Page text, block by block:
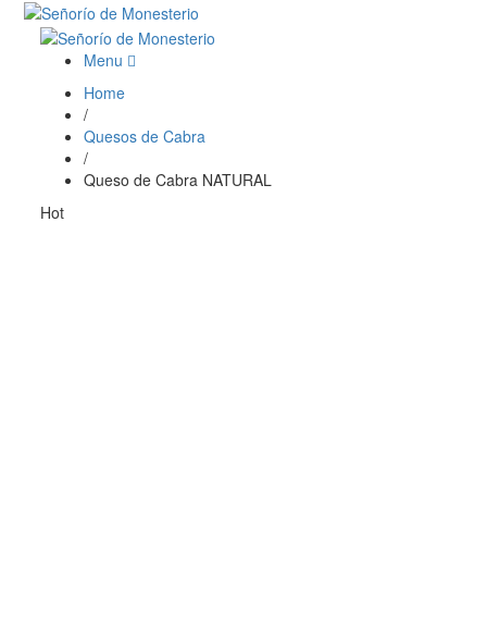
Menu
Home
/
Quesos de Cabra
/
Queso de Cabra NATURAL
Hot